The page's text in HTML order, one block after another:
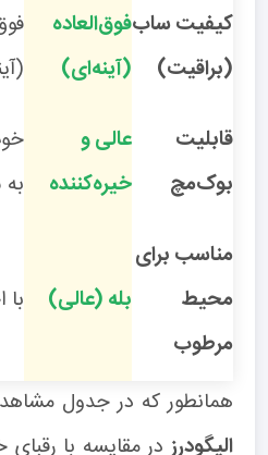
کیفیت ساب
(براقیت)
فوق‌العاده
(آینه‌ای)
قابلیت
بوک‌مچ
عالی و
خیره‌کننده
مناسب برای
محیط
مرطوب
بله (عالی) با
همانطور که در جدول
الیگودرز در مقایسه با